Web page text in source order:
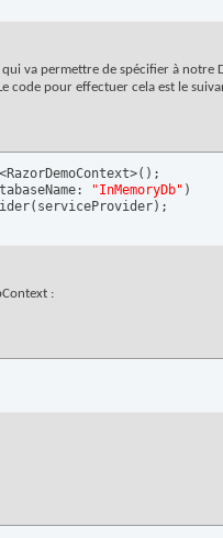
va permettre de spécifier à
code pour effectuer cela est le
( ) ;
"InMemoryDb" )
( serviceProvider) ;
: